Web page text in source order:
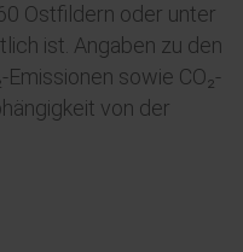
Ostfildern oder unter
ist. Angaben zu den
sowie CO₂-
von der